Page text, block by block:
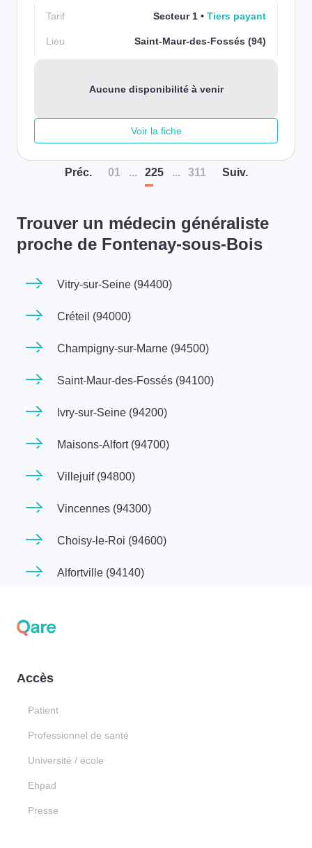
Tarif Secteur 1 Tiers payant
Lieu Saint-Maur-des-Fossés (94)
Aucune disponibilité à venir
Voir la fiche
Préc. 01 ... 225 ... 311 Suiv.
Trouver un médecin généraliste
proche de Fontenay-sous-Bois
Vitry-sur-Seine (94400)
Créteil (94000)
Champigny-sur-Marne (94500)
Saint-Maur-des-Fossés (94100)
Ivry-sur-Seine (94200)
Maisons-Alfort (94700)
Villejuif (94800)
Vincennes (94300)
Choisy-le-Roi (94600)
Alfortville (94140)
Accès
Patient
Professionnel de santé
Université / école
Ehpad
Presse